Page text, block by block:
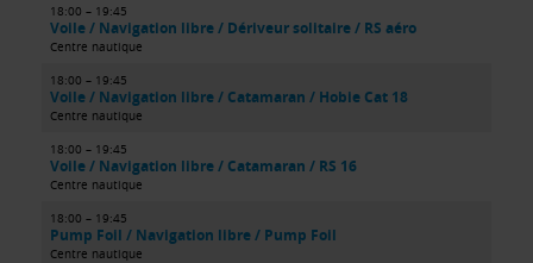
18:00 – 19:45
Voile / Navigation libre / Dériveur solitaire / RS aéro
Centre nautique
18:00 – 19:45
Voile / Navigation libre / Catamaran / Hobie Cat 18
Centre nautique
18:00 – 19:45
Voile / Navigation libre / Catamaran / RS 16
Centre nautique
18:00 – 19:45
Pump Foil / Navigation libre / Pump Foil
Centre nautique